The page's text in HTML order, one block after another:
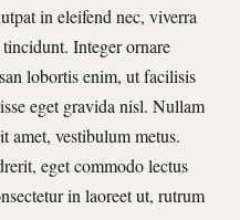
in eleifend nec, viverra
Integer ornare
lobortis enim, ut facilisis
eget gravida nisl. Nullam
amet, vestibulum metus.
eget commodo lectus
in laoreet ut, rutrum